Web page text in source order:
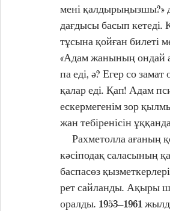
мені қалдырыңызшы?»
дағдысы басып кетеді.
тұсына қойған билеті
«Адам жанының ондай
па еді, ә? Егер со
қалар еді. Қап! Адам
ескермегенім зор
жан тебіренісін
кәсіподақ саласының
баспасөз
рет сайланды. Ақыры
оралды. 1953–1961